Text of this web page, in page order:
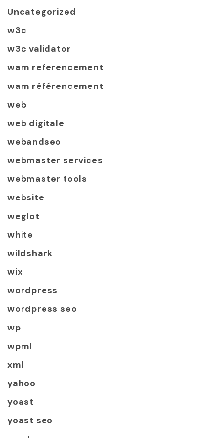
Uncategorized
w3c
w3c validator
wam referencement
wam référencement
web
web digitale
webandseo
webmaster services
webmaster tools
website
weglot
white
wildshark
wix
wordpress
wordpress seo
wp
wpml
xml
yahoo
yoast
yoast seo